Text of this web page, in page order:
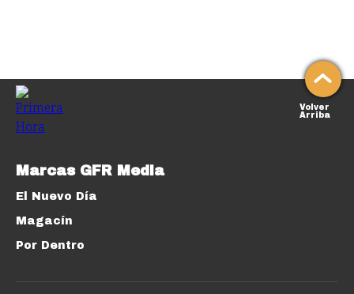
Volver
Arriba
Marcas GFR Media
El Nuevo Día
Magacín
Por Dentro